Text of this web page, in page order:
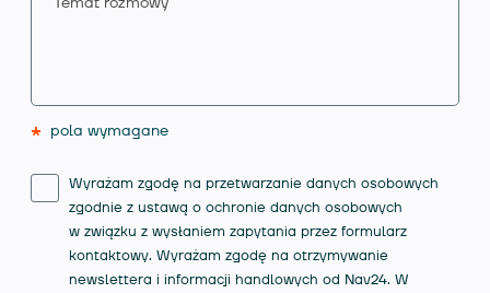
* pola wymagane
Wyrażam zgodę na przetwarzanie danych osobowych
zgodnie z ustawą o ochronie danych osobowych
w związku z wysłaniem zapytania przez formularz
kontaktowy. Wyrażam zgodę na otrzymywanie
newslettera i informacji handlowych od Nav24. W